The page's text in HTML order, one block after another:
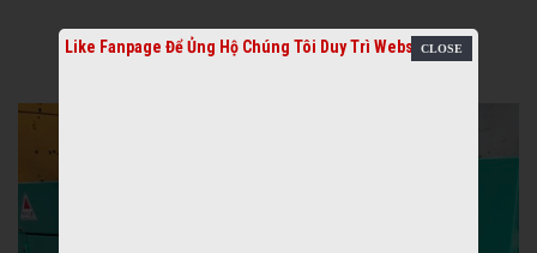
Like Fanpage Để Ủng Hộ Chúng Tôi Duy Trì Website